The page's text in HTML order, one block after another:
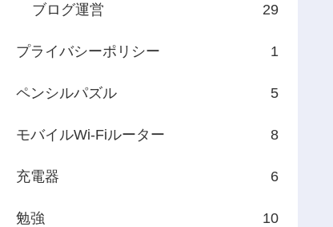
ブログ運営 29
プライバシーポリシー 1
ペンシルパズル 5
モバイルWi-Fiルーター 8
充電器 6
勉強 10